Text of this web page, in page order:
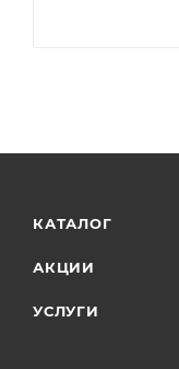
КАТАЛОГ
АКЦИИ
УСЛУГИ